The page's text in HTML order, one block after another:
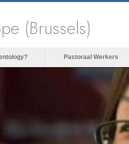
(Brussels)
Pastoraal Werkers